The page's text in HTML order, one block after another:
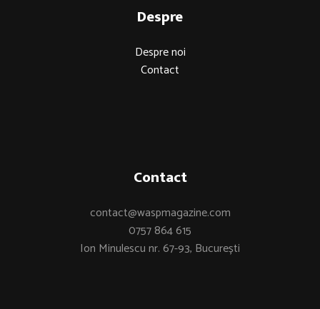
Despre
Despre noi
Contact
Contact
contact@waspmagazine.com
0757 864 615
Ion Minulescu nr. 67-93, București